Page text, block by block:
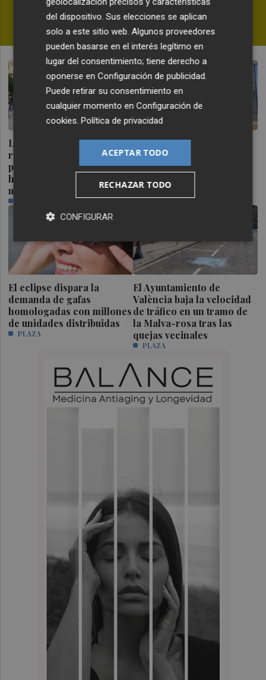
dudas en la WNBA
FERNANDO MIÑANA
La Comunitat Valenciana
recibe el 18,2 % de
población extranjera que
ha llegado en últimos 12
meses
Ceuta señala que al
Gobierno le "consta" el
llamamiento por redes a
el 15 de agosto
PLAZA
El eclipse dispara la
demanda de gafas
homologadas con millones
de unidades distribuidas
PLAZA
El Ayuntamiento de
València baja la velocidad
de tráfico en un tramo de
la Malva-rosa tras las
quejas vecinales
PLAZA
del dispositivo. Sus elecciones se aplican
solo a este sitio web. Algunos proveedores
pueden basarse en el interés legítimo en
lugar del consentimiento; tiene derecho a
oponerse enConfiguración de publicidad.
Puede retirar su consentimiento en
cualquier momento enConfiguración de
cookies.Política de privacidad
ACEPTAR TODO
RECHAZAR TODO
CONFIGURAR